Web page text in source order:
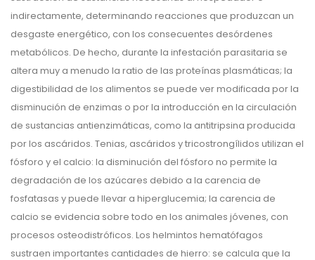
indirectamente, determinando reacciones que produzcan un
desgaste energético, con los consecuentes desórdenes
metabólicos. De hecho, durante la infestación parasitaria se
altera muy a menudo la ratio de las proteínas plasmáticas; la
digestibilidad de los alimentos se puede ver modificada por la
disminución de enzimas o por la introducción en la circulación
de sustancias antienzimáticas, como la antitripsina producida
por los ascáridos. Tenias, ascáridos y tricostrongílidos utilizan el
fósforo y el calcio: la disminución del fósforo no permite la
degradación de los azúcares debido a la carencia de
fosfatasas y puede llevar a hiperglucemia; la carencia de
calcio se evidencia sobre todo en los animales jóvenes, con
procesos osteodistróficos. Los helmintos hematófagos
sustraen importantes cantidades de hierro: se calcula que la